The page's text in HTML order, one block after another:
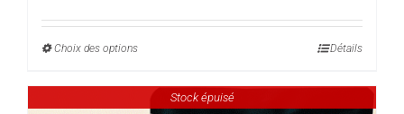
prix :
46,00€
Choix des optionsCe
Détails
Stock épuisé